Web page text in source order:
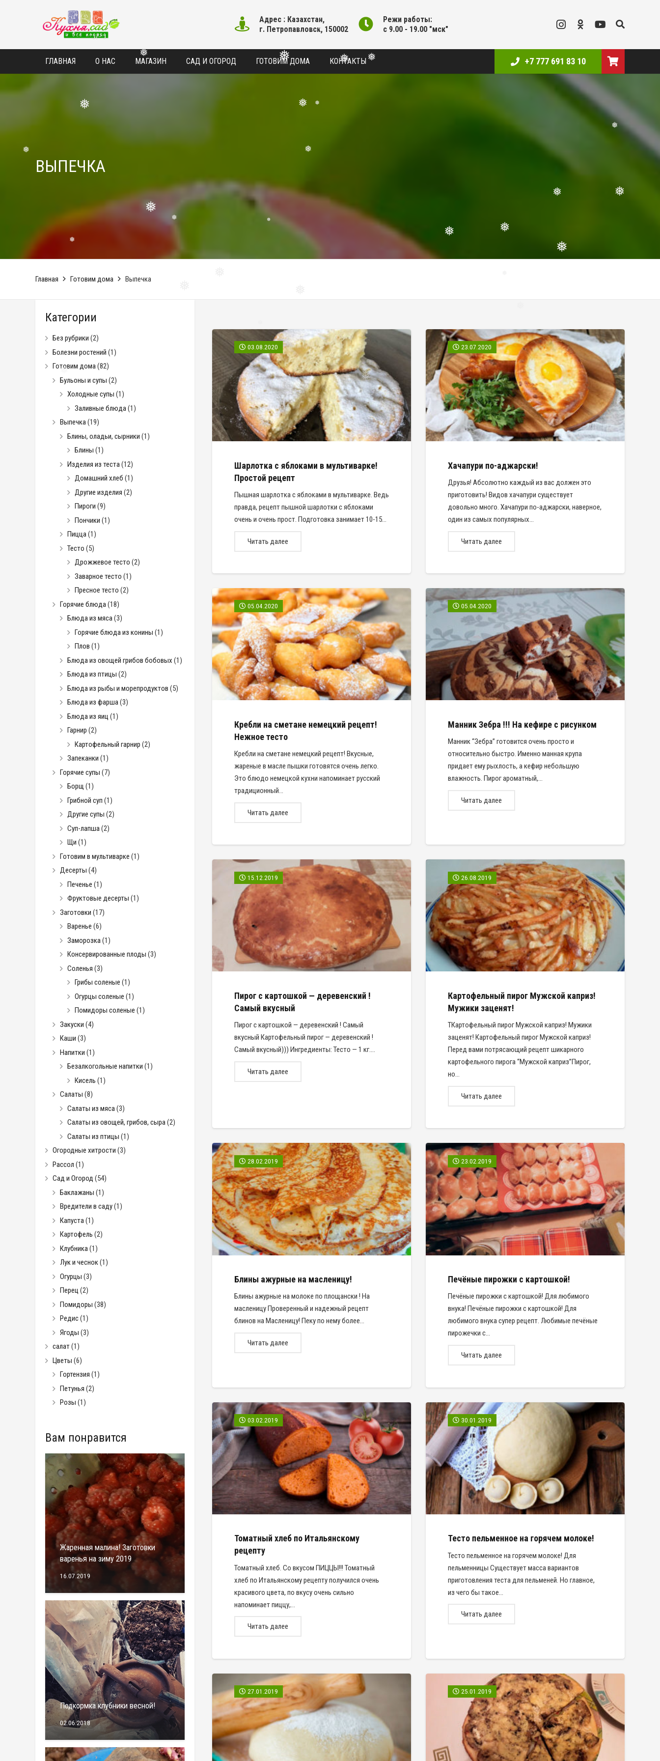
❅
❅
❅
❅
❅
❅
❅
❅
Адрес : Казахстан,
г. Петропавловск, 150002
Режи работы:
с 9.00 - 19.00 "мск"
ГЛАВНАЯ О НАС МАГАЗИН САД И ОГОРОД ГОТОВИМ ДОМА КОНТАКТЫ +7 777 691 83 10
ВЫПЕЧКА
Главная Готовим дома Выпечка
03.08.2020
Шарлотка с яблоками в мультиварке!
Простой рецепт
Пышная шарлотка с яблоками в мультиварке. Ведь
правда, рецепт пышной шарлотки с яблоками
очень и очень прост. Подготовка занимает 10-15…
Читать далее
23.07.2020
Хачапури по-аджарски!
Друзья! Абсолютно каждый из вас должен это
приготовить! Видов хачапури существует
довольно много. Хачапури по-аджарски, наверное,
один из самых популярных…
Читать далее
05.04.2020
Кребли на сметане немецкий рецепт!
Нежное тесто
Кребли на сметане немецкий рецепт! Вкусные,
жареные в масле пышки готовятся очень легко.
Это блюдо немецкой кухни напоминает русский
традиционный…
Читать далее
05.04.2020
Манник Зебра !!! На кефире с рисунком
Манник “Зебра” готовится очень просто и
относительно быстро. Именно манная крупа
придает ему рыхлость, а кефир небольшую
влажность. Пирог ароматный,…
Читать далее
15.12.2019
Пирог с картошкой — деревенский !
Самый вкусный
Пирог с картошкой — деревенский ! Самый
вкусный Картофельный пирог — деревенский !
Самый вкусный))) Ингредиенты: Тесто — 1 кг.…
Читать далее
26.08.2019
Картофельный пирог Мужской каприз!
Мужики заценят!
ТКартофельный пирог Мужской каприз! Мужики
заценят! Картофельный пирог Мужской каприз!
Перед вами потрясающий рецепт шикарного
картофельного пирога “Мужской каприз”Пирог,
но…
Читать далее
28.02.2019
Блины ажурные на масленицу!
Блины ажурные на молоке по площански ! На
масленицу Проверенный и надежный рецепт
блинов на Масленицу! Пеку по нему более…
Читать далее
23.02.2019
Печёные пирожки с картошкой!
Печёные пирожки с картошкой! Для любимого
внука! Печёные пирожки с картошкой! Для
любимого внука супер рецепт. Любимые печёные
пирожечки с…
Читать далее
03.02.2019
Томатный хлеб по Итальянскому
рецепту
Томатный хлеб. Со вкусом ПИЦЦЫ!!! Томатный
хлеб по Итальянскому рецепту получился очень
красивого цвета, по вкусу очень сильно
напоминает пиццу,…
Читать далее
30.01.2019
Тесто пельменное на горячем молоке!
Тесто пельменное на горячем молоке! Для
пельменницы Существует масса вариантов
приготовления теста для пельменей. Но главное,
из чего бы такое…
Читать далее
27.01.2019 25.01.2019
Категории
Без рубрики (2)
Болезни ростений (1)
Готовим дома(82)
Бульоны и супы (2)
Холодные супы (1)
Заливные блюда (1)
Выпечка(19)
Блины, оладьи, сырники (1)
Блины (1)
Изделия из теста (12)
Домашний хлеб (1)
Другие изделия (2)
Пироги (9)
Пончики (1)
Пицца(1)
Тесто (5)
Дрожжевое тесто (2)
Заварное тесто (1)
Пресное тесто (2)
Горячие блюда (18)
Блюда из мяса(3)
Горячие блюда из конины (1)
Плов (1)
Блюда из овощей грибов бобовых (1)
Блюда из птицы (2)
Блюда из рыбы и морепродуктов (5)
Блюда из фарша(3)
Блюда из яиц (1)
Гарнир (2)
Картофельный гарнир (2)
Запеканки (1)
Горячие супы (7)
Борщ (1)
Грибной суп (1)
Другие супы (2)
Суп-лапша (2)
Щи (1)
Готовим в мультиварке (1)
Десерты (4)
Печенье (1)
Фруктовые десерты (1)
Заготовки (17)
Варенье (6)
Заморозка (1)
Консервированные плоды (3)
Соленья (3)
Грибы соленые (1)
Огурцы соленые (1)
Помидоры соленые (1)
Закуски (4)
Каши (3)
Напитки (1)
Безалкогольные напитки (1)
Кисель (1)
Салаты (8)
Салаты из мяса (3)
Салаты из овощей, грибов, сыра(2)
Салаты из птицы (1)
Огородные хитрости (3)
Рассол (1)
Сад и Огород (54)
Баклажаны (1)
Вредители в саду(1)
Капуста (1)
Картофель (2)
Клубника (1)
Лук и чеснок(1)
Огурцы (3)
Перец (2)
Помидоры (38)
Редис(1)
Ягоды (3)
салат(1)
Цветы (6)
Гортензия (1)
Петунья (2)
Розы (1)
Вам понравится
Жаренная малина! Заготовки
варенья на зиму 2019
16.07.2019
Подкормка клубники весной!
02.06.2018